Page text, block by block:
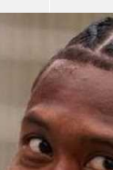
للمحترفين
أوروبا
إفريقيا